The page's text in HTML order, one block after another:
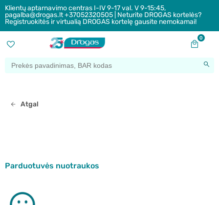
Klientų aptarnavimo centras I-IV 9-17 val. V 9-15:45,
pagalba@drogas.lt +37052320505 | Neturite DROGAS kortelės?
Registruokitės ir virtualią DROGAS kortelę gausite nemokamai!
0
Atgal
Parduotuvės nuotraukos